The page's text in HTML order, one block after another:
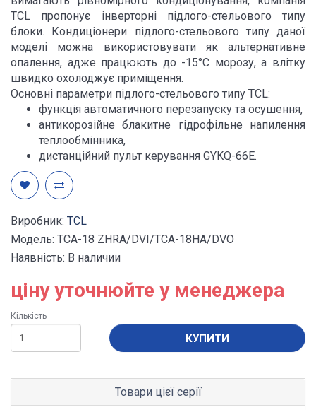
TCL пропонує інверторні підлого-стельового типу
блоки. Кондиціонери підлого-стельового типу даної
моделі можна використовувати як альтернативне
опалення, адже працюють до -15°С морозу, а влітку
швидко охолоджує приміщення.
Основні параметри підлого-стельового типу TCL:
функція автоматичного перезапуску та осушення,
антикорозійне блакитне гідрофільне напилення
теплообмінника,
дистанційний пульт керування GYKQ-66E.
Виробник: TCL
Модель: TCA-18 ZHRA/DVI/TCA-18HA/DVO
Наявність: В наличии
ціну уточнюйте у менеджера
Кількість
КУПИТИ
Товари цієї серії